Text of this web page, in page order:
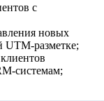
с
новых
UTM-разметке;
системам;